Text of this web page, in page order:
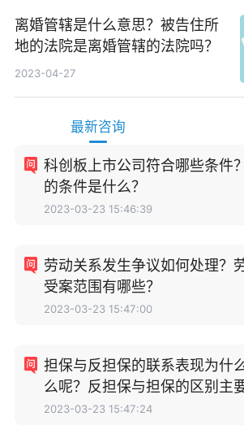
离婚管辖是什么意思？被告住所
地的法院是离婚管辖的法院吗？
2023-04-27
最新咨询
科创板上市公司符合哪些条件
的条件是什么？
2023-03-23 15:46:39
劳动关系发生争议如何处理？
受案范围有哪些？
2023-03-23 15:47:00
担保与反担保的联系表现为什
么呢？反担保与担保的区别主
2023-03-23 15:47:24